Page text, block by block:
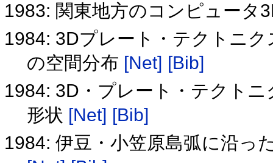
1983: 関東地方のコンピュー
1984: 3Dプレート・テクトニ
の空間分布 [Net] [Bib]
1984: 3D・プレート・テクト
形状 [Net] [Bib]
1984: 伊豆・小笠原島弧に沿っ